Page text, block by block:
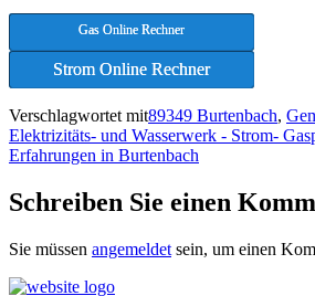
Gas Online Rechner
Strom Online Rechner
Verschlagwortet mit89349 Burtenbach,
Elektrizitäts- und Wasserwerk - Strom-
Erfahrungen in Burtenbach
Schreiben Sie einen
Sie müssen angemeldet sein, um einen